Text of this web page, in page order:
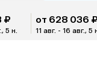
₽
5 н.
от 628 036
11 авг. - 16 авг., 5